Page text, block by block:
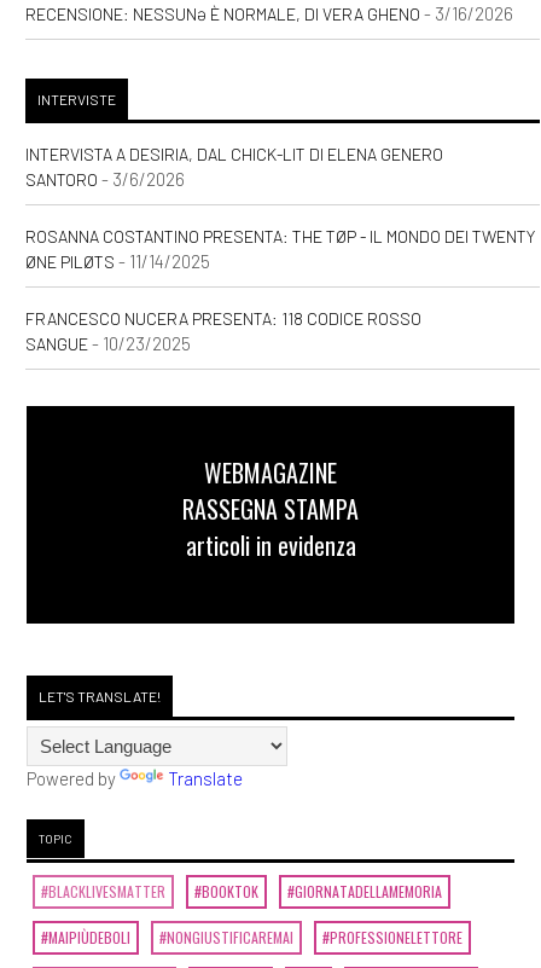
RECENSIONE: NESSUNƏ È NORMALE, DI VERA GHENO - 3/16/2026
INTERVISTE
INTERVISTA A DESIRIA, DAL CHICK-LIT DI ELENA GENERO
SANTORO - 3/6/2026
ROSANNA COSTANTINO PRESENTA: THE TØP - IL MONDO DEI TWENTY
ØNE PILØTS - 11/14/2025
FRANCESCO NUCERA PRESENTA: 118 CODICE ROSSO
SANGUE- 10/23/2025
WEBMAGAZINE
RASSEGNA STAMPA
articoli in evidenza
LET'S TRANSLATE!
Powered by Translate
TOPIC
#BLACKLIVESMATTER #BOOKTOK #GIORNATADELLAMEMORIA
#MAIPIÙDEBOLI #NONGIUSTIFICAREMAI #PROFESSIONELETTORE